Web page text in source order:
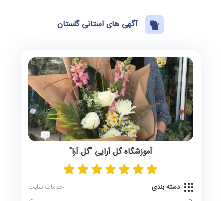
خان‌ببین
دلند 0 آگهی
سرخنکلاته 0 آگهی
سیمین‌شهر 0 آگهی
علی‌آباد کتول 0 آگهی
گرگان 1 آگهی
آگهی های استانی گلستان
آموزشگاه گل‌ آرایی "گل‌ آرا"
دسته بندی
خدمات سایت